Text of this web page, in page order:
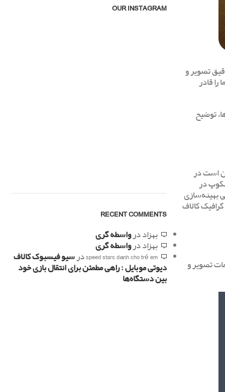
تصویر و
قادر
توضیح
است در
در
بهینه‌سازی
کالاف
تصویر و
OUR INSTAGRAM
RECENT COMMENTS
بهزاددرواسطه گری
بهزاددرواسطه گری
speed stars dành cho trẻ emدرسیو فیسبوک کالاف
دیوتی موبایل : راهی مطمئن برای انتقال بازی خود
بین دستگاه‌ها